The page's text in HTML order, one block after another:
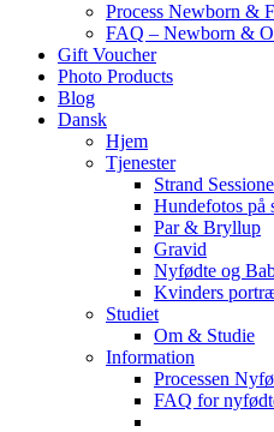
Process Newborn &
FAQ – Newborn &
Gift Voucher
Photo Products
Blog
Dansk
Hjem
Tjenester
Strand
Hundefotos på
Par & Bryllup
Gravid
Nyfødte og
Kvinders
Studiet
Om & Studie
Information
Processen
FAQ for